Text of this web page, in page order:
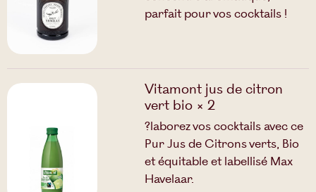
parfait pour vos cocktails !
Vitamont jus de citron
vert bio × 2
?laborez vos cocktails avec ce
Pur Jus de Citrons verts, Bio
et équitable et labellisé Max
Havelaar.